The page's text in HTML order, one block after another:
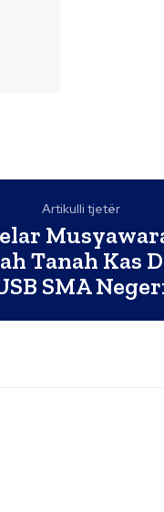
Artikulli tjetër
Tanah Kas
SMA